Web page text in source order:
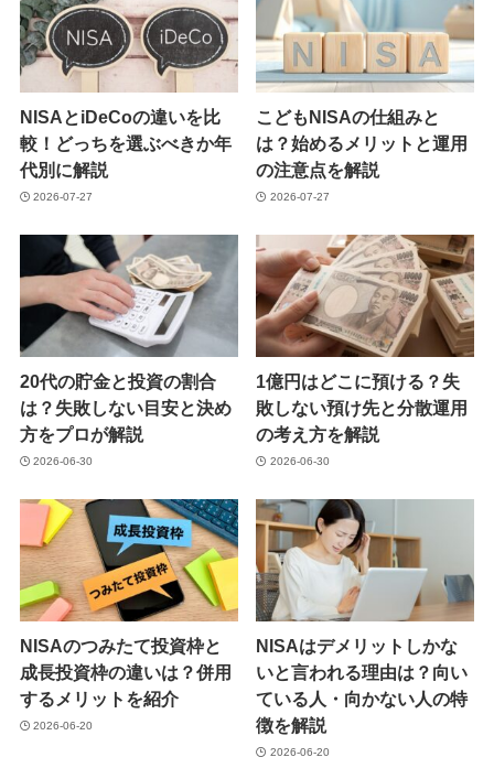
NISAとiDeCoの違いを比
較！どっちを選ぶべきか年
代別に解説
2026-07-27
こどもNISAの仕組みと
は？始めるメリットと運用
の注意点を解説
2026-07-27
20代の貯金と投資の割合
は？失敗しない目安と決め
方をプロが解説
2026-06-30
1億円はどこに預ける？失
敗しない預け先と分散運用
の考え方を解説
2026-06-30
NISAのつみたて投資枠と
成長投資枠の違いは？併用
するメリットを紹介
2026-06-20
NISAはデメリットしかな
いと言われる理由は？向い
ている人・向かない人の特
徴を解説
2026-06-20